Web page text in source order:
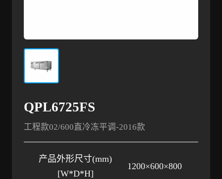
QPL6725FS
工程款02/600直冷冻平调-2016款
产品外形尺寸(mm)
[W*D*H]
1200×600×800